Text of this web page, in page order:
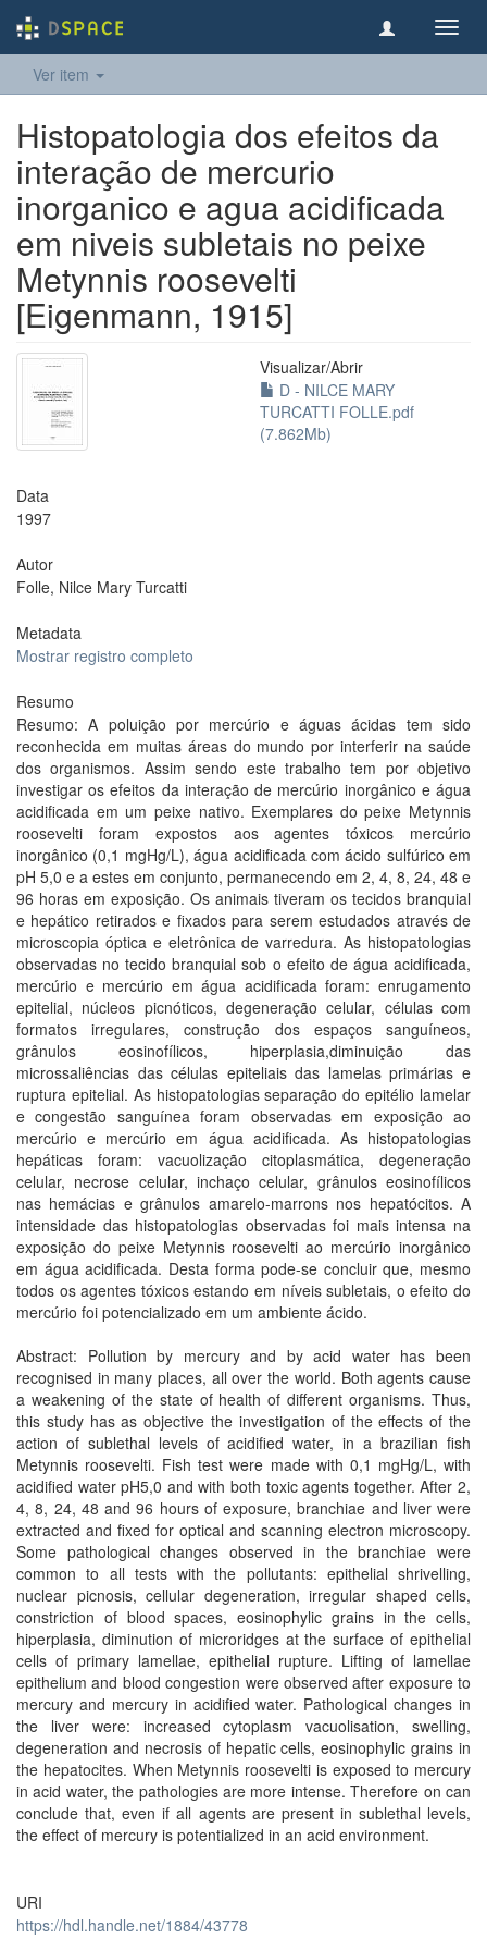
Ver item
Histopatologia dos efeitos da
interação de mercurio
inorganico e agua acidificada
em niveis subletais no peixe
Metynnis roosevelti
[Eigenmann, 1915]
Visualizar/Abrir
D - NILCE MARY
TURCATTI FOLLE.pdf
(7.862Mb)
Data
1997
Autor
Folle, Nilce Mary Turcatti
Metadata
Mostrar registro completo
Resumo
Resumo: A poluição por mercúrio e águas ácidas tem sido
reconhecida em muitas áreas do mundo por interferir na saúde
dos organismos. Assim sendo este trabalho tem por objetivo
investigar os efeitos da interação de mercúrio inorgânico e água
acidificada em um peixe nativo. Exemplares do peixe Metynnis
roosevelti foram expostos aos agentes tóxicos mercúrio
inorgânico (0,1 mgHg/L), água acidificada com ácido sulfúrico em
pH 5,0 e a estes em conjunto, permanecendo em 2, 4, 8, 24, 48 e
96 horas em exposição. Os animais tiveram os tecidos branquial
e hepático retirados e fixados para serem estudados através de
microscopia óptica e eletrônica de varredura. As histopatologias
observadas no tecido branquial sob o efeito de água acidificada,
mercúrio e mercúrio em água acidificada foram: enrugamento
epitelial, núcleos picnóticos, degeneração celular, células com
formatos irregulares, construção dos espaços sanguíneos,
grânulos eosinofílicos, hiperplasia,diminuição das
microssaliências das células epiteliais das lamelas primárias e
ruptura epitelial. As histopatologias separação do epitélio lamelar
e congestão sanguínea foram observadas em exposição ao
mercúrio e mercúrio em água acidificada. As histopatologias
hepáticas foram: vacuolização citoplasmática, degeneração
celular, necrose celular, inchaço celular, grânulos eosinofílicos
nas hemácias e grânulos amarelo-marrons nos hepatócitos. A
intensidade das histopatologias observadas foi mais intensa na
exposição do peixe Metynnis roosevelti ao mercúrio inorgânico
em água acidificada. Desta forma pode-se concluir que, mesmo
todos os agentes tóxicos estando em níveis subletais, o efeito do
mercúrio foi potencializado em um ambiente ácido.
Abstract: Pollution by mercury and by acid water has been
recognised in many places, all over the world. Both agents cause
a weakening of the state of health of different organisms. Thus,
this study has as objective the investigation of the effects of the
action of sublethal levels of acidified water, in a brazilian fish
Metynnis roosevelti. Fish test were made with 0,1 mgHg/L, with
acidified water pH5,0 and with both toxic agents together. After 2,
4, 8, 24, 48 and 96 hours of exposure, branchiae and liver were
extracted and fixed for optical and scanning electron microscopy.
Some pathological changes observed in the branchiae were
common to all tests with the pollutants: epithelial shrivelling,
nuclear picnosis, cellular degeneration, irregular shaped cells,
constriction of blood spaces, eosinophylic grains in the cells,
hiperplasia, diminution of microridges at the surface of epithelial
cells of primary lamellae, epithelial rupture. Lifting of lamellae
epithelium and blood congestion were observed after exposure to
mercury and mercury in acidified water. Pathological changes in
the liver were: increased cytoplasm vacuolisation, swelling,
degeneration and necrosis of hepatic cells, eosinophylic grains in
the hepatocites. When Metynnis roosevelti is exposed to mercury
in acid water, the pathologies are more intense. Therefore on can
conclude that, even if all agents are present in sublethal levels,
the effect of mercury is potentialized in an acid environment.
URI
https://hdl.handle.net/1884/43778